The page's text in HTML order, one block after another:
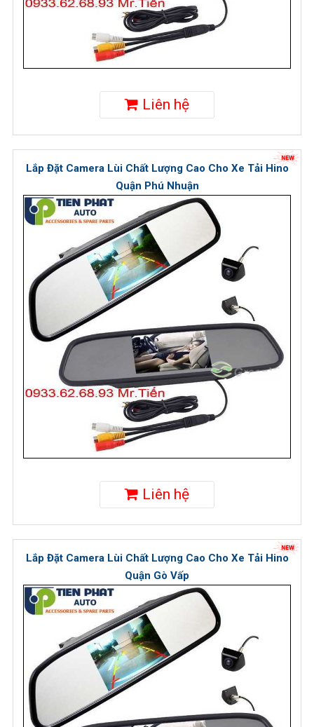
Liên hệ
Lắp Đặt Camera Lùi Chất Lượng Cao Cho Xe Tải Hino
Quận Phú Nhuận
Liên hệ
Lắp Đặt Camera Lùi Chất Lượng Cao Cho Xe Tải Hino
Quận Gò Vấp